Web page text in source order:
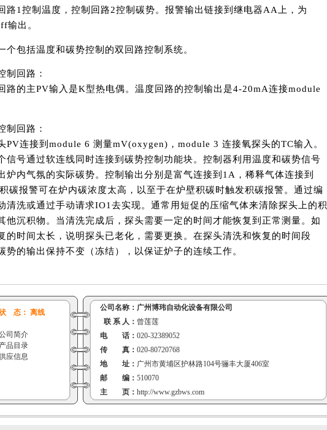
路1控制温度，控制回路2控制碳势。报警输出链接到继电器AA上，为
输出。
个包括温度和碳势控制的双回路控制系统。
制回路：
路的主PV输入是K型热电偶。温度回路的控制输出是4-20mA连接module
制回路：
PV连接到module 6 测量mV(oxygen)，module 3 连接氧探头的TC输入。
信号通过软连线同时连接到碳势控制功能块。控制器利用温度和碳势信号
炉内气氛的实际碳势。控制输出分别是富气连接到1A，稀释气体连接到
碳报警可在炉内碳浓度太高，以至于在炉壁积碳时触发积碳报警。通过编
清洗或通过手动请求IO1去实现。通常用短促的压缩气体来清除探头上的积
他沉积物。当清洗完成后，探头需要一定的时间才能恢复到正常测量。如
的时间太长，说明探头已老化，需要更换。在探头清洗和恢复的时间段
势的输出保持不变（冻结），以保证炉子的连续工作。
态： 离线
司简介
产品目录
应信息
公司名称： 广州博玮自动化设备有限公司
联 系 人： 曾莲莲
电 话： 020-32389052
传 真： 020-80720768
地 址： 广州市黄埔区护林路104号骊丰大厦406室
邮 编： 510070
主 页： http://www.gzbws.com